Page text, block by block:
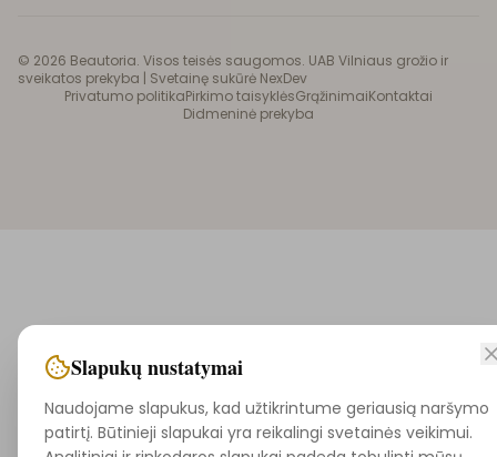
© 2026 Beautoria. Visos teisės saugomos. UAB Vilniaus grožio ir
sveikatos prekyba | Svetainę sukūrė NexDev
Privatumo politikaPirkimo taisyklėsGrąžinimaiKontaktai
Didmeninė prekyba
Slapukų nustatymai
Naudojame slapukus, kad užtikrintume geriausią naršymo
patirtį. Būtinieji slapukai yra reikalingi svetainės veikimui.